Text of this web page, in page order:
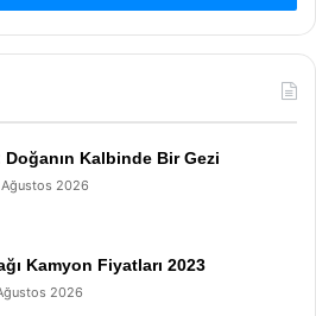
Doğanın Kalbinde Bir Gezi
Ağustos 2026
Kamyon Fiyatları 2023
2026